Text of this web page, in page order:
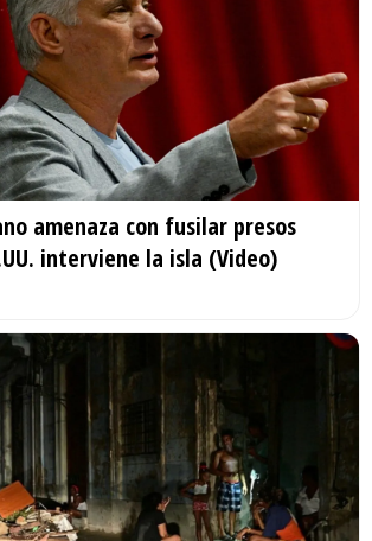
amenaza con fusilar presos
interviene la isla (Video)